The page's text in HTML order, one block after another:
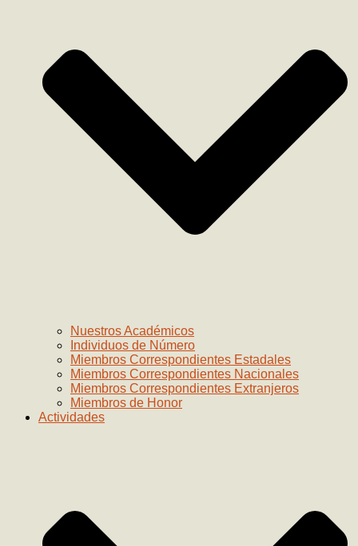
Nuestros Académicos
Individuos de Número
Miembros Correspondientes Estadales
Miembros Correspondientes Nacionales
Miembros Correspondientes Extranjeros
Miembros de Honor
Actividades